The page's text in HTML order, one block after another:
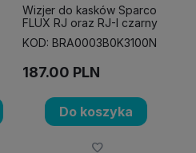
Wizjer do kasków Sparco
FLUX RJ oraz RJ-I czarny
KOD: BRA0003B0K3100N
187.00 PLN
Do koszyka